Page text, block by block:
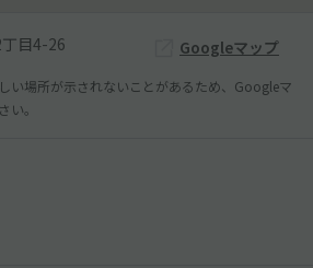
目4-26 Googleマップ
い場所が示されないことがあるため、Googleマ
い。